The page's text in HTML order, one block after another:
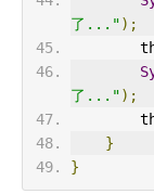
了...");
了...");
}
}